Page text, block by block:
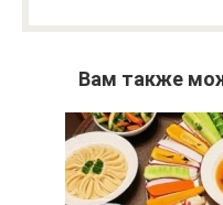
Вам также